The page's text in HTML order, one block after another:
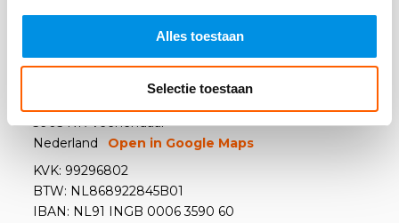
Alles toestaan
Selectie toestaan
Arbowinkel B.V.
3905 NR Veenendaal
Nederland
Open in Google Maps
KVK: 99296802
BTW: NL868922845B01
IBAN: NL91 INGB 0006 3590 60